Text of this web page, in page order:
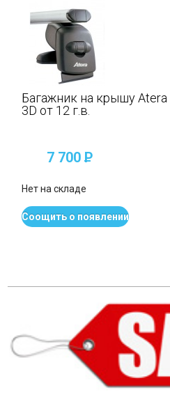
Багажник на крышу Atera
3D от 12 г.в.
7 700P
Нет на складе
Соощить о появлении